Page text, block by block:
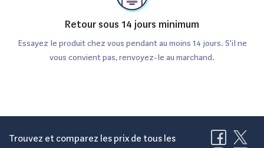
Retour sous 14 jours minimum
Essayez le produit chez vous pendant au moins 14 jours. S'il ne
vous convient pas, renvoyez-le au marchand.
Trouvez et comparez les prix de tous les